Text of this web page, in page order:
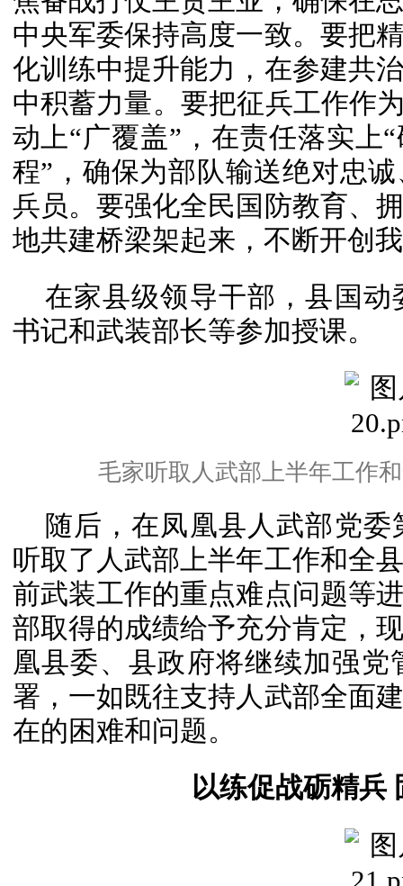
中央军委保持高度一致。要把
化训练中提升能力，在参建共
中积蓄力量。要把征兵工作作
动上“广覆盖”，在责任落实上
程”，确保为部队输送绝对忠
兵员。要强化全民国防教育、
地共建桥梁架起来，不断开创
在家县级领导干部，县国
书记和武装部长等参加授课。
毛家听取人武部上半年工作
随后，在凤凰县人武部党
听取了人武部上半年工作和全
前武装工作的重点难点问题等
部取得的成绩给予充分肯定，
凰县委、县政府将继续加强
署，一如既往支持人武部全面
在的困难和问题。
以练促战砺精兵